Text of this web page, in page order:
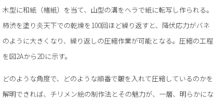
木型に和紙（楮紙）を当て、山型の溝をヘラで紙に転写し作られる。
柿渋を塗り炎天下での乾燥を100回ほど繰り返すと、降伏応力がバネ
のように大きくなり、繰り返しの圧縮作業が可能となる。圧縮の工程
を図2Aから2Dに示す。
どのような角度で、どのような順番で皺を入れて圧縮しているのかを
解明できれば、チリメン絵の制作法とその魅力が、一層、明らかにな